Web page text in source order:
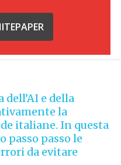
e della
la
italiane. In questa
passo passo le
da evitare